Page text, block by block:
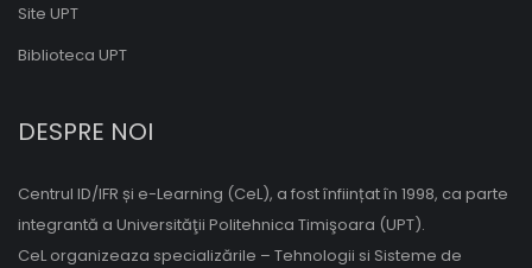
Site UPT
Biblioteca UPT
DESPRE NOI
Centrul ID/IFR și e-Learning (CeL), a fost înființat în 1998, ca parte
integrantă a Universităţii Politehnica Timişoara (UPT).
CeL organizeaza specializările – Tehnologii si Sisteme de